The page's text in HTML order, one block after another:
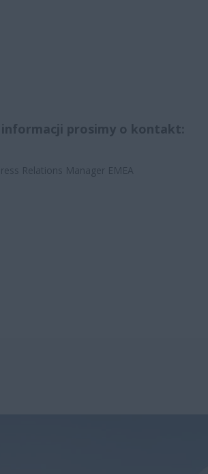
informacji prosimy o kontakt:
Relations Manager EMEA